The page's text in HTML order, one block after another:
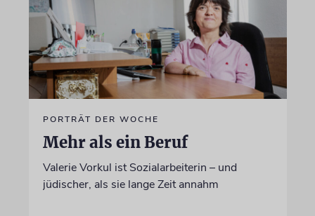
PORTRÄT DER WOCHE
Mehr als ein Beruf
Valerie Vorkul ist Sozialarbeiterin – und
jüdischer, als sie lange Zeit annahm